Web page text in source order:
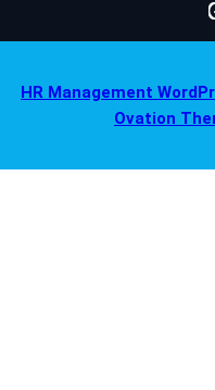
Facebook
HR Management
Ovation